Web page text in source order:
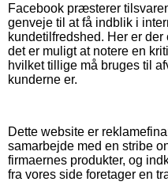
Facebook præsterer
genveje til at få indblik i
kundetilfredshed. Her er
det er muligt at notere en
hvilket tillige må bruges til
kunderne er.
Dette website er
samarbejde med en stribe
firmaernes produkter, og
fra vores side foretager en